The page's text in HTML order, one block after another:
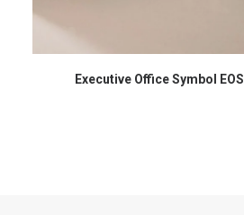
Executive Office Symbol